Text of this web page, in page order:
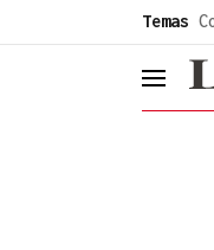
Temas